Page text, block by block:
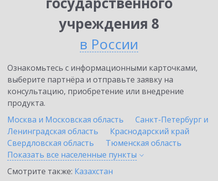
учреждения 8
в России
Ознакомьтесь с информационными карточками,
выберите партнёра и отправьте заявку на
консультацию, приобретение или внедрение
продукта.
Москва и Московская область
Санкт-Петербург и
Ленинградская область
Краснодарский край
Свердловская область
Тюменская область
Показать все населенные пункты
Смотрите также: Казахстан